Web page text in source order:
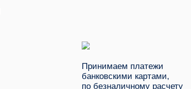
Принимаем платежи
банковскими картами,
по безналичному расчету